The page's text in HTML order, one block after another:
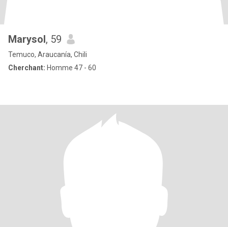
Marysol, 59
Temuco, Araucanía, Chili
Cherchant: Homme 47 - 60